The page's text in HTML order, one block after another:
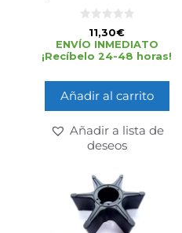
d
e
5
11,30€
ENVÍO INMEDIATO
¡Recíbelo 24-48 horas!
Añadir al carrito
Añadir a lista de
deseos